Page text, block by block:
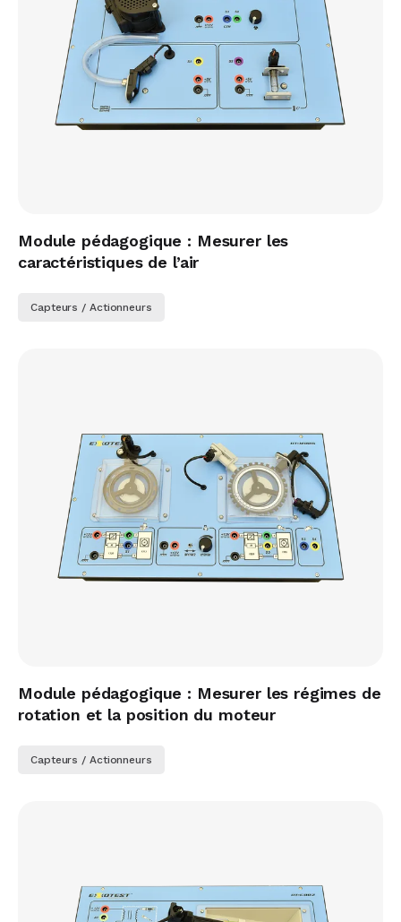
Module pédagogique : Mesurer les
caractéristiques de l’air
Capteurs / Actionneurs
Module pédagogique : Mesurer les régimes de
rotation et la position du moteur
Capteurs / Actionneurs